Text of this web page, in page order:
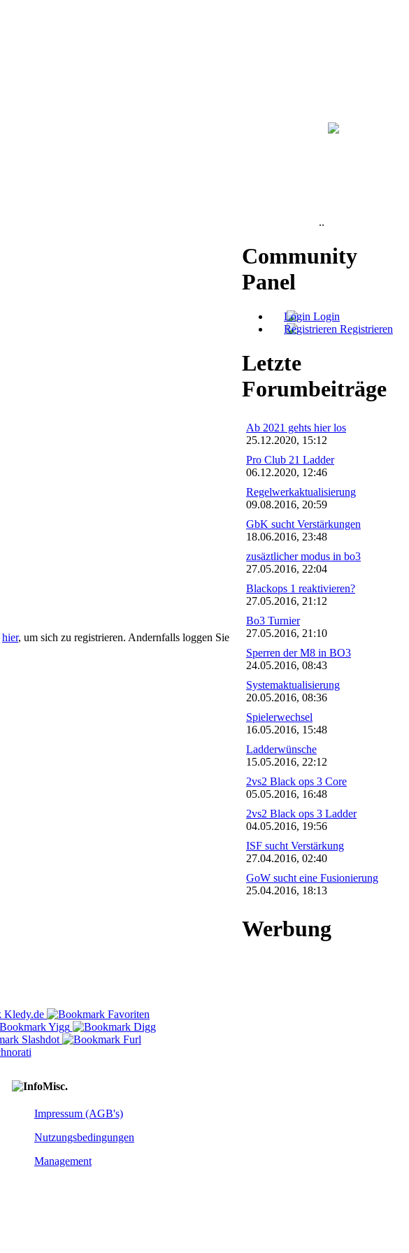
hier, um sich zu registrieren. Andernfalls loggen Sie
..
Community
Panel
Login
Registrieren
Letzte
Forumbeiträge
Ab 2021 gehts hier los
25.12.2020, 15:12
Pro Club 21 Ladder
06.12.2020, 12:46
Regelwerkaktualisierung
09.08.2016, 20:59
GbK sucht Verstärkungen
18.06.2016, 23:48
zusäztlicher modus in bo3
27.05.2016, 22:04
Blackops 1 reaktivieren?
27.05.2016, 21:12
Bo3 Turnier
27.05.2016, 21:10
Sperren der M8 in BO3
24.05.2016, 08:43
Systemaktualisierung
20.05.2016, 08:36
Spielerwechsel
16.05.2016, 15:48
Ladderwünsche
15.05.2016, 22:12
2vs2 Black ops 3 Core
05.05.2016, 16:48
2vs2 Black ops 3 Ladder
04.05.2016, 19:56
ISF sucht Verstärkung
27.04.2016, 02:40
GoW sucht eine Fusionierung
25.04.2016, 18:13
Werbung
Misc.
Impressum (AGB's)
Nutzungsbedingungen
Management